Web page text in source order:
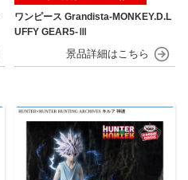
ワンピース Grandista-MONKEY.D.L
UFFY GEAR5-Ⅲ